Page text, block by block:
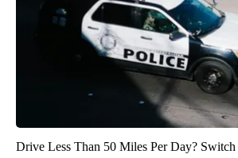
Drive Less Than 50 Miles Per Day?